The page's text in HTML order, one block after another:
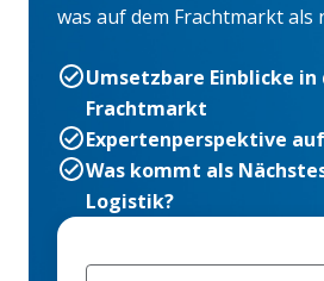
was auf dem Frachtmarkt als
Umsetzbare Einblicke in
Frachtmarkt
Expertenperspektive
Was kommt als
Logistik?